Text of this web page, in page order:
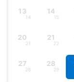
13
14
14
15
20
21
21
22
27
28
28
29